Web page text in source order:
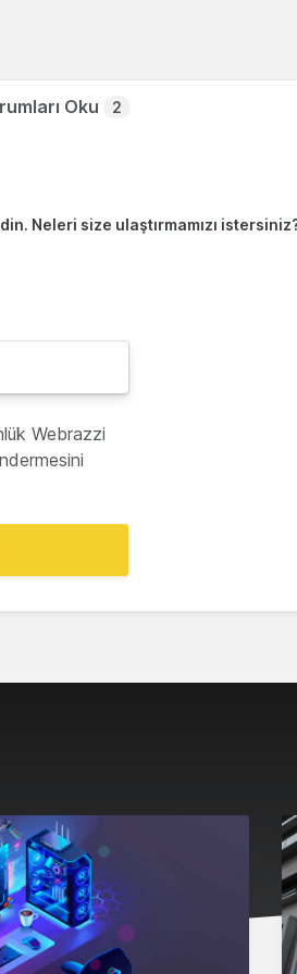
Oku 2
Neleri size ulaştırmamızı
Webrazzi